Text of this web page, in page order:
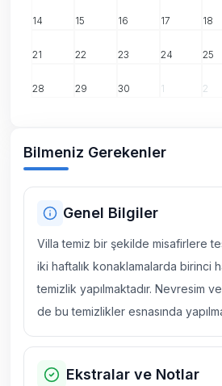
14 15 16 17 18
21 22 23 24 25
28 29 30 1 2
Bilmeniz Gerekenler
Genel Bilgiler
Villa temiz bir şekilde misafirlere
iki haftalık konaklamalarda birinci
temizlik yapılmaktadır. Nevresim
de bu temizlikler esnasında
Ekstralar ve Notlar